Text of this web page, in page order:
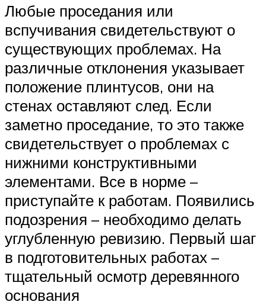
Любые проседания или
вспучивания свидетельствуют о
существующих проблемах. На
различные отклонения указывает
положение плинтусов, они на
стенах оставляют след. Если
заметно проседание, то это также
свидетельствует о проблемах с
нижними конструктивными
элементами. Все в норме –
приступайте к работам. Появились
подозрения – необходимо делать
углубленную ревизию. Первый шаг
в подготовительных работах –
тщательный осмотр деревянного
основания